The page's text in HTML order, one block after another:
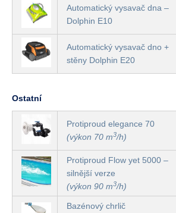
Automatický vysavač dna –
Dolphin E10
Automatický vysavač dno +
stěny Dolphin E20
Ostatní
Protiproud elegance 70
(výkon 70 m3/h)
Protiproud Flow yet 5000 –
silnější verze
(výkon 90 m3/h)
Bazénový chrlič